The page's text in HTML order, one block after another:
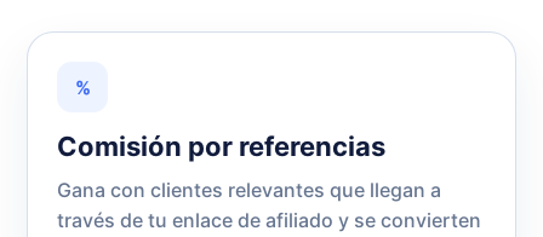
%
Comisión por referencias
Gana con clientes relevantes que llegan a
través de tu enlace de afiliado y se convierten